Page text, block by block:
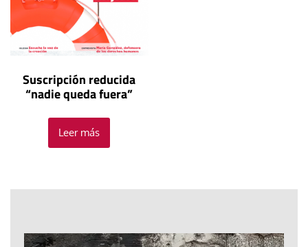
Suscripción reducida
“nadie queda fuera”
Leer más